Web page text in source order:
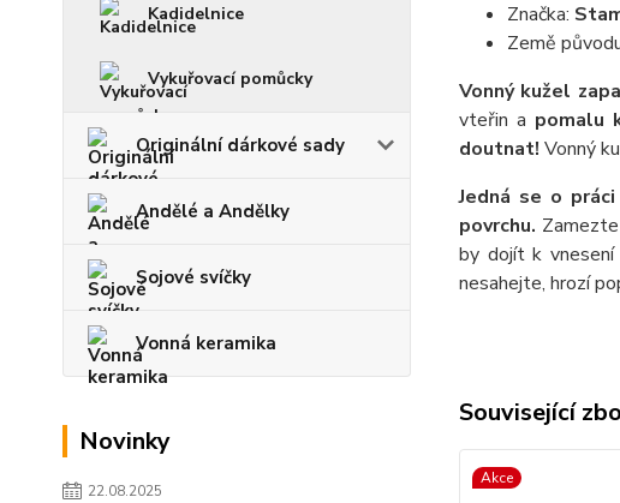
Kadidelnice
Vykuřovací pomůcky
Originální dárkové sady
Andělé a Andělky
Sojové svíčky
Vonná keramika
Novinky
22.08.2025
Značka:
Země
Vonný kužel
vteřin a pomalu
doutnat! Vonný
Jedná se o
povrchu.
by dojít k vnesení
nesahejte, hrozí
Související
Akce